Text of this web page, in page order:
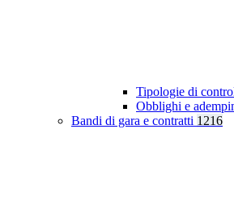
Tipologie di
Obblighi e
Bandi di gara e contratti 1216